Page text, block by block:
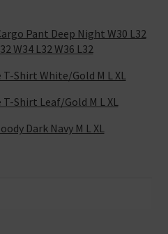
Pant Deep Night W30 L32
W34 L32 W36 L32
T-Shirt White/Gold M L XL
Shirt Leaf/Gold M L XL
Dark Navy M L XL